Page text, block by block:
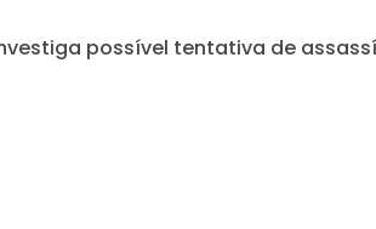
possível tentativa de